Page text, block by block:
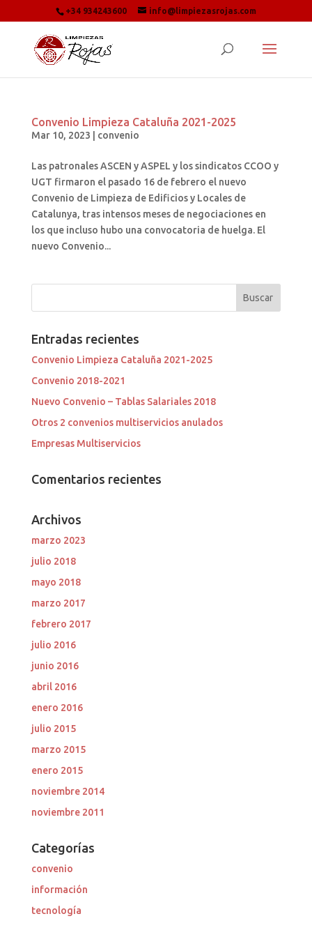
+34 934243600 info@limpiezasrojas.com
Convenio Limpieza Cataluña 2021-2025
Mar 10, 2023 convenio
Las patronales ASCEN y ASPEL y los sindicatos CCOO y
UGT firmaron el pasado 16 de febrero el nuevo
Convenio de Limpieza de Edificios y Locales de
Catalunya, tras intensos meses de negociaciones en
los que incluso hubo una convocatoria de huelga. El
nuevo Convenio...
Entradas recientes
Convenio Limpieza Cataluña 2021-2025
Convenio 2018-2021
Nuevo Convenio – Tablas Salariales 2018
Otros 2 convenios multiservicios anulados
Empresas Multiservicios
Comentarios recientes
Archivos
marzo 2023
julio 2018
mayo 2018
marzo 2017
febrero 2017
julio 2016
junio 2016
abril 2016
enero 2016
julio 2015
marzo 2015
enero 2015
noviembre 2014
noviembre 2011
Categorías
convenio
información
tecnología